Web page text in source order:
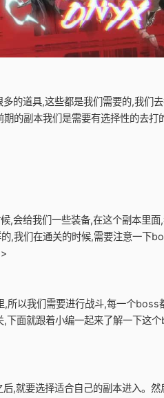
的道具,这些都是我们需要的,我们
期的副本我们是需要有选择性的去打
,会给我们一些装备,在这个副本里
,我们在通关的时候,需要注意一下
所以我们需要进行战斗,每一个boss
,下面就跟着小编一起来了解一下这
,就要选择适合自己的副本进入。